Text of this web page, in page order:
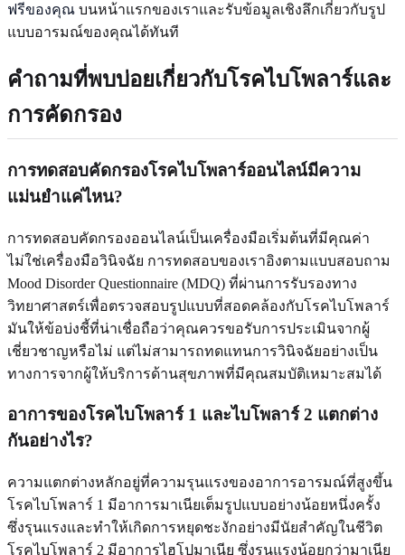
ฟรีของคุณ บนหน้าแรกของเราและรับข้อมูลเชิงลึกเกี่ยวกับรูป
แบบอารมณ์ของคุณได้ทันที
คำถามที่พบบ่อยเกี่ยวกับโรคไบโพลาร์และ
การคัดกรอง
การทดสอบคัดกรองโรคไบโพลาร์ออนไลน์มีความ
แม่นยำแค่ไหน?
การทดสอบคัดกรองออนไลน์เป็นเครื่องมือเริ่มต้นที่มีคุณค่า
ไม่ใช่เครื่องมือวินิจฉัย การทดสอบของเราอิงตามแบบสอบถาม
Mood Disorder Questionnaire (MDQ) ที่ผ่านการรับรองทาง
วิทยาศาสตร์เพื่อตรวจสอบรูปแบบที่สอดคล้องกับโรคไบโพลาร์
มันให้ข้อบ่งชี้ที่น่าเชื่อถือว่าคุณควรขอรับการประเมินจากผู้
เชี่ยวชาญหรือไม่ แต่ไม่สามารถทดแทนการวินิจฉัยอย่างเป็น
ทางการจากผู้ให้บริการด้านสุขภาพที่มีคุณสมบัติเหมาะสมได้
อาการของโรคไบโพลาร์ 1 และไบโพลาร์ 2 แตกต่าง
กันอย่างไร?
ความแตกต่างหลักอยู่ที่ความรุนแรงของอาการอารมณ์ที่สูงขึ้น
โรคไบโพลาร์ 1 มีอาการมาเนียเต็มรูปแบบอย่างน้อยหนึ่งครั้ง
ซึ่งรุนแรงและทำให้เกิดการหยุดชะงักอย่างมีนัยสำคัญในชีวิต
โรคไบโพลาร์ 2 มีอาการไฮโปมาเนีย ซึ่งรุนแรงน้อยกว่ามาเนีย